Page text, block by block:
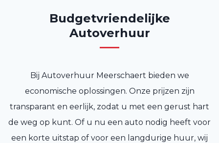
Budgetvriendelijke
Autoverhuur
Bij Autoverhuur Meerschaert bieden we
economische oplossingen. Onze prijzen zijn
transparant en eerlijk, zodat u met een gerust hart
de weg op kunt. Of u nu een auto nodig heeft voor
een korte uitstap of voor een langdurige huur, wij